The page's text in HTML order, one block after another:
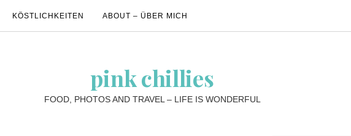
KÖSTLICHKEITEN ABOUT – ÜBER MICH
pink chillies
FOOD, PHOTOS AND TRAVEL – LIFE IS WONDERFUL